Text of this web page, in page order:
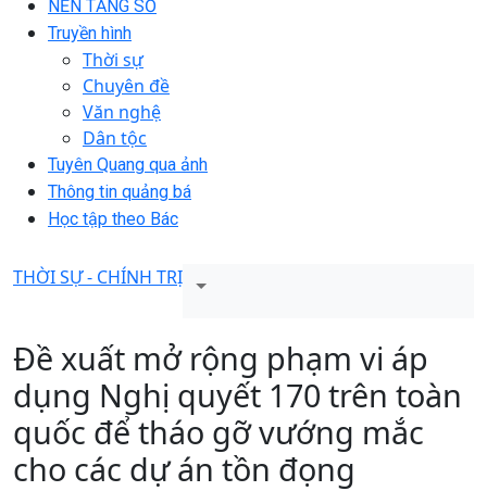
NỀN TẢNG SỐ
Truyền hình
Thời sự
Chuyên đề
Văn nghệ
Dân tộc
Tuyên Quang qua ảnh
Thông tin quảng bá
Học tập theo Bác
THỜI SỰ - CHÍNH TRỊ
Đề xuất mở rộng phạm vi áp
dụng Nghị quyết 170 trên toàn
quốc để tháo gỡ vướng mắc
cho các dự án tồn đọng